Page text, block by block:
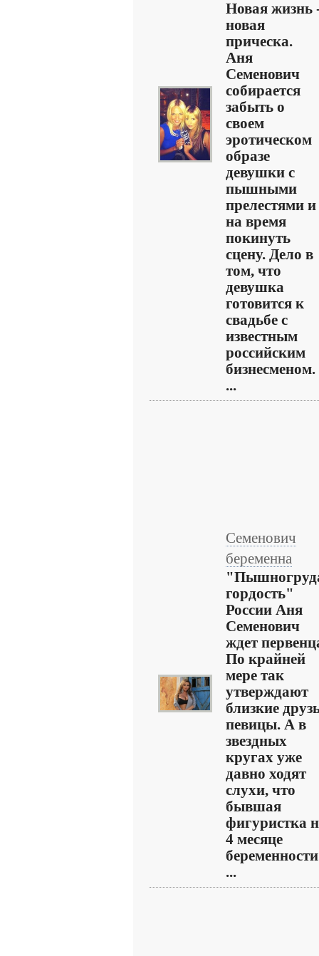
Новая жизнь
новая
прическа.
Аня
Семенович
собирается
забыть о
своем
эротическом
образе
девушки с
пышными
прелестями и
на время
покинуть
сцену. Дело в
том, что
девушка
готовится к
свадьбе с
известным
российским
бизнесменом.
...
Семенович
беременна
гордость"
России Аня
Семенович
ждет
По крайней
мере так
утверждают
близкие
певицы. А в
звездных
кругах уже
давно ходят
слухи, что
бывшая
фигуристка
4 месяце
...